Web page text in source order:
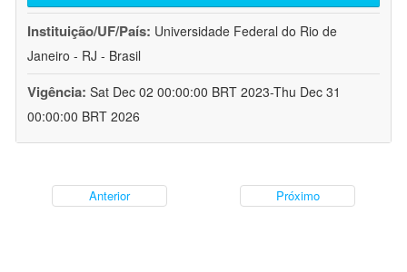
Instituição/UF/País: Universidade Federal do Rio de
Janeiro - RJ - Brasil
Vigência: Sat Dec 02 00:00:00 BRT 2023-Thu Dec 31
00:00:00 BRT 2026
Anterior Próximo